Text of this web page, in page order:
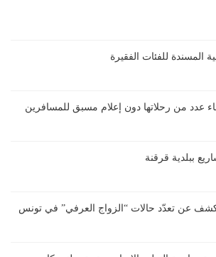
المسندة للفئات الفقيرة
عدد من رحلاتها دون إعلام مسبق للمسافرين
يكشف عن تعدّد حالات “الزواج العرفي” في تونس